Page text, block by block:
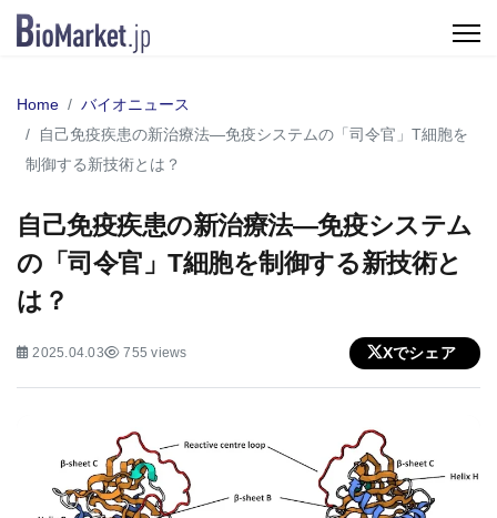
Home
バイオニュース
自己免疫疾患の新治療法—免疫システムの「司令官」T細胞を
制御する新技術とは？
自己免疫疾患の新治療法—免疫システム
の「司令官」T細胞を制御する新技術と
は？
2025.04.03 755 views Xでシェア